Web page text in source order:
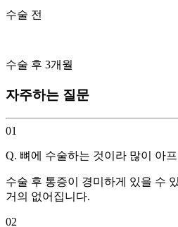
수술 전
수술 후 3개월
자주하는 질문
01
Q. 뼈에 수술하는 것이라 많이 아
수술 후 통증이 경미하게 있을 수
거의 없어집니다.
02